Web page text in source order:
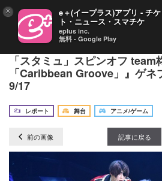
海賊たちの絆、役柄重ね熱演
「スタミュ」スピンオフ team
「Caribbean Groove」』ゲネ
9/17
レポート
舞台 アニメ/ゲーム
前の画像 記事に戻る
× e＋(イープラス)アプリ - チ
ト・ニュース・スマチケ
eplus inc.
無料 - Google Play